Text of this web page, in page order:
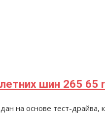
шин 265 65
на основе тест-